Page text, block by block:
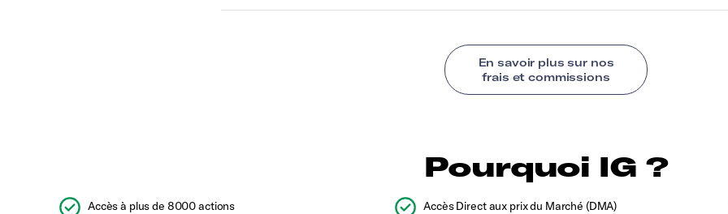
Pourquoi IG ?
Accès à plus de 8000 actions Accès Direct aux prix du Marché (DMA)